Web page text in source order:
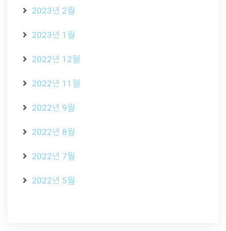
2023년 2월
2023년 1월
2022년 12월
2022년 11월
2022년 9월
2022년 8월
2022년 7월
2022년 5월